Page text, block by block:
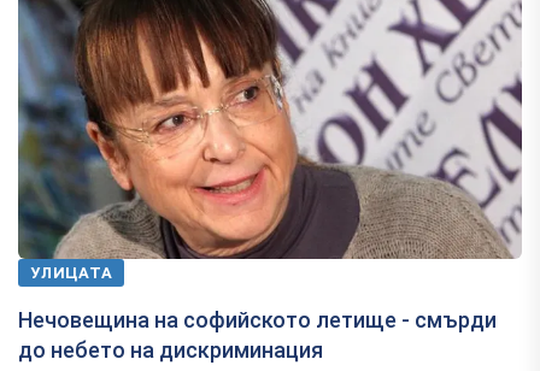
УЛИЦАТА
Нечовещина на софийското летище - смърди
до небето на дискриминация